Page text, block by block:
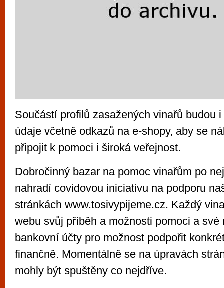
Součástí profilů zasažených vinařů budou
údaje včetně odkazů na e-shopy, aby se
připojit k pomoci i široká veřejnost.
Dobročinný bazar na pomoc vinařům po
nahradí covidovou iniciativu na podporu
stránkách www.tosivypijeme.cz. Každý
webu svůj příběh a možnosti pomoci a své
bankovní účty pro možnost podpořit
finančně. Momentálně se na úpravách
mohly být spuštěny co nejdříve.